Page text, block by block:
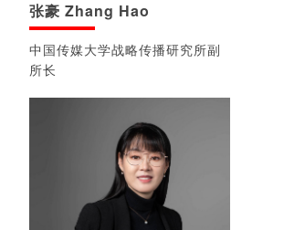
张豪 Zhang Hao
中国传媒大学战略传播研究所副
所长